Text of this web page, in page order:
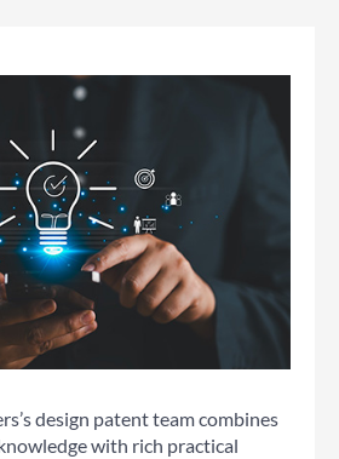
design patent team combines
with rich practical